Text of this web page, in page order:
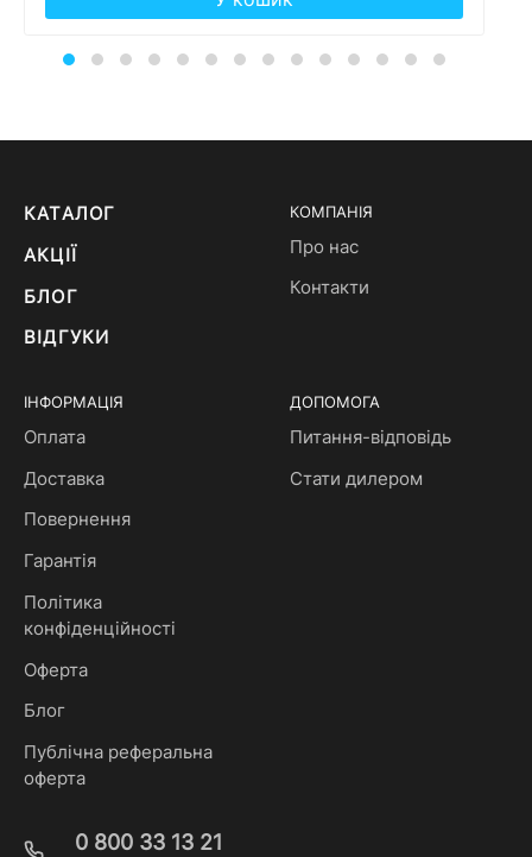
КАТАЛОГ
АКЦІЇ
БЛОГ
ВІДГУКИ
КОМПАНІЯ
Про нас
Контакти
ІНФОРМАЦІЯ
Оплата
Доставка
Повернення
Гарантія
Політика
конфіденційності
Оферта
Блог
Публічна реферальна
оферта
ДОПОМОГА
Питання-відповідь
Стати дилером
0 800 33 13 21